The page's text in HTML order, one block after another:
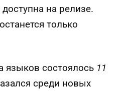
на релизе.
только
языков состоялось 11
среди новых